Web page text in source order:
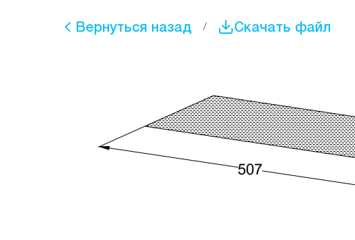
Вернуться назад Скачать файл